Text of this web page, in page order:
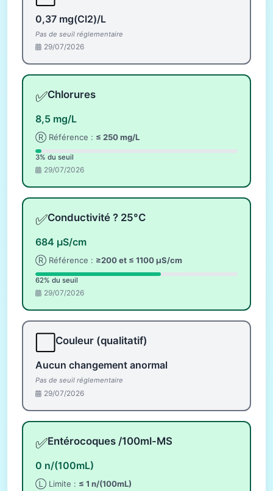
0,37 mg(Cl2)/L
Pas de seuil réglementaire
29/07/2026
✅Chlorures
8,5 mg/L
Ⓡ Référence : ≤ 250 mg/L
3% du seuil
29/07/2026
✅Conductivité ? 25°C
684 µS/cm
Ⓡ Référence : ≥200 et ≤ 1100 µS/cm
62% du seuil
29/07/2026
Couleur (qualitatif)
Aucun changement anormal
Pas de seuil réglementaire
29/07/2026
✅Entérocoques /100ml-MS
0 n/(100mL)
Ⓛ Limite : ≤ 1 n/(100mL)